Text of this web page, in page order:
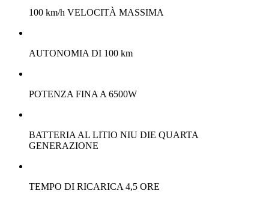
100 km/h VELOCITÀ MASSIMA
AUTONOMIA DI 100 km
POTENZA FINA A 6500W
BATTERIA AL LITIO NIU DIE QUARTA
GENERAZIONE
TEMPO DI RICARICA 4,5 ORE